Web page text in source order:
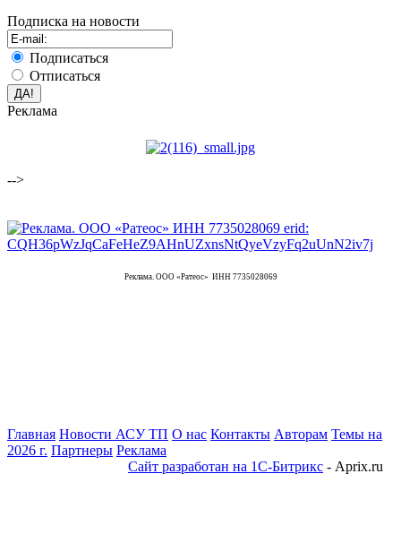
Подписка на новости
Подписаться
Отписаться
Реклама
-->
Реклама. ООО «Ратеос» ИНН 7735028069
Главная Новости АСУ ТП О нас Контакты Авторам Темы на
2026 г. Партнеры Реклама
Сайт разработан на 1С-Битрикс - Aprix.ru